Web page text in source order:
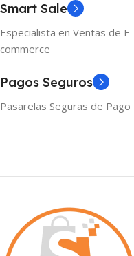
Smart Sale
Especialista en Ventas de E-
commerce
Pagos Seguros
Pasarelas Seguras de Pago